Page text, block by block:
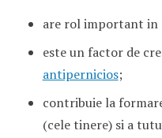
are rol important in
este un factor de
antipernicios;
contribuie la
(cele tinere) si a